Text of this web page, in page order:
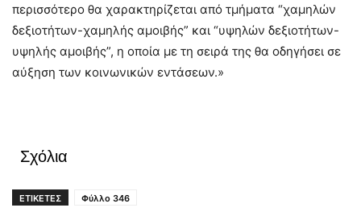
περισσότερο θα χαρακτηρίζεται από τμήματα “χαμηλών
δεξιοτήτων-χαμηλής αμοιβής” και “υψηλών δεξιοτήτων-
υψηλής αμοιβής”, η οποία με τη σειρά της θα οδηγήσει σε
αύξηση των κοινωνικών εντάσεων.»
Σχόλια
ΕΤΙΚΕΤΕΣ Φύλλο 346